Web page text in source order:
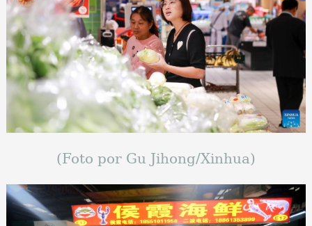
(Foto por Gu Jihong/Xinhua)